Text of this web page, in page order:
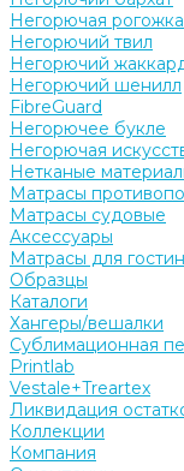
Негорючая рогожка
Негорючий твил
Негорючий
Негорючий шенилл
FibreGuard
Негорючее букле
Негорючая
Нетканые
Матрасы
Матрасы судовые
Аксессуары
Матрасы для
Образцы
Каталоги
Хангеры/вешалки
Сублимационная
Printlab
Vestale+Treartex
Ликвидация
Коллекции
Компания